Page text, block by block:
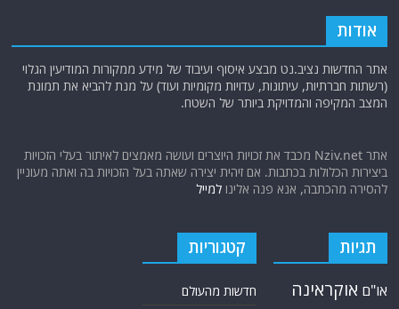
אודות
אתר החדשות נציב.נט מבצע איסוף ועיבוד של מידע ממקורות המודיעין הגלוי
אתר Nziv.net מכבד את זכויות היוצרים ועושה מאמצים לאיתור בעלי הזכויות
תגיות